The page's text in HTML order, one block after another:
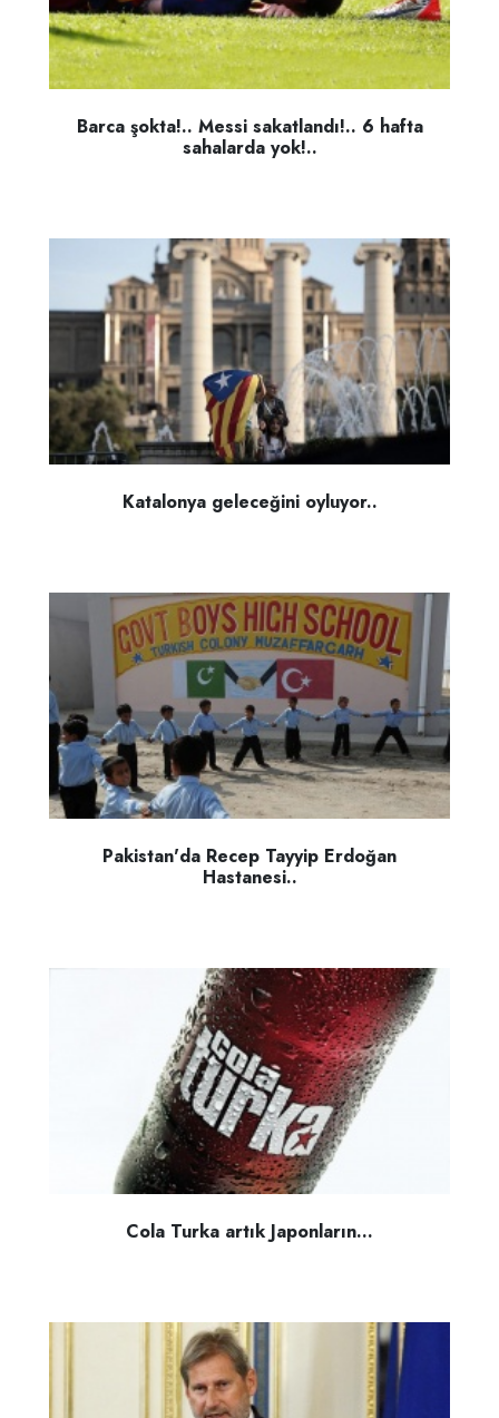
Barca şokta!.. Messi sakatlandı!.. 6 hafta
sahalarda yok!..
Katalonya geleceğini oyluyor..
Pakistan'da Recep Tayyip Erdoğan
Hastanesi..
Cola Turka artık Japonların...